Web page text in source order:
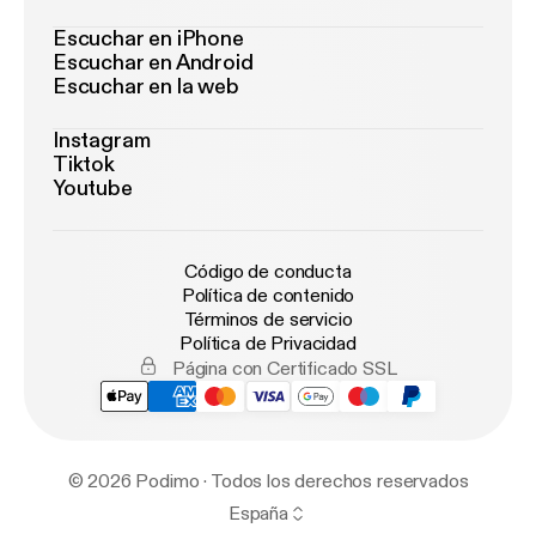
Escuchar en iPhone
Escuchar en Android
Escuchar en la web
Instagram
Tiktok
Youtube
Código de conducta
Política de contenido
Términos de servicio
Política de Privacidad
Página con Certificado SSL
© 2026 Podimo · Todos los derechos reservados
España